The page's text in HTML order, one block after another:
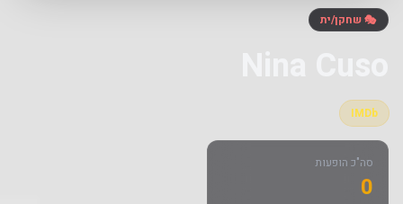
🎭 שחקן/ית
IMDb
סה"כ הופעות
0